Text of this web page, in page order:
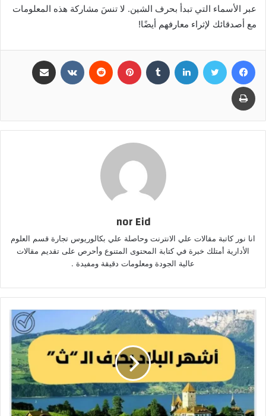
عبر الأسماء التي تبدأ بحرف الشين. لا تنسَ مشاركة هذه المعلومات
مع أصدقائك لإثراء معارفهم أيضًا!
فيسبوك تويتر لينكدإن بينتيريست
طباعة
nor Eid
انا نور كاتبة مقالات علي الانترنت وحاصلة علي بكالوريوس تجارة قسم العلوم
الأدارية أمتلك خبرة في كتابة المحتوى المتنوع وأحرص على تقديم مقالات
عالية الجودة ومعلومات دقيقة ومفيدة .